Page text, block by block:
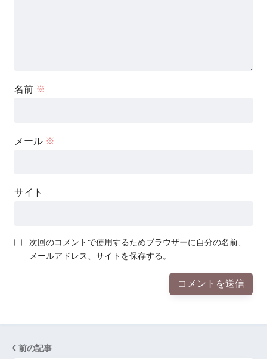
名前 ※
メール ※
サイト
次回のコメントで使用するためブラウザーに自分の名前、
メールアドレス、サイトを保存する。
前の記事